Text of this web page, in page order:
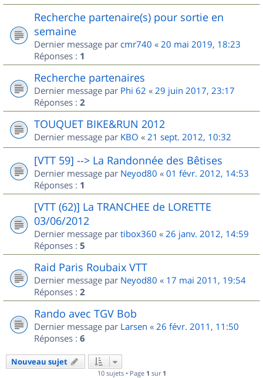
Recherche partenaire(s) pour sortie en
semaine
Dernier message par cmr740 « 20 mai 2019, 18:23
Réponses : 1
Recherche partenaires
Dernier message par Phi 62 « 29 juin 2017, 23:17
Réponses : 2
TOUQUET BIKE&RUN 2012
Dernier message par KBO « 21 sept. 2012, 10:32
[VTT 59] --> La Randonnée des Bêtises
Dernier message par Neyod80 « 01 févr. 2012, 14:53
Réponses : 1
[VTT (62)] La TRANCHEE de LORETTE
03/06/2012
Dernier message par tibox360 « 26 janv. 2012, 14:59
Réponses : 5
Raid Paris Roubaix VTT
Dernier message par Neyod80 « 17 mai 2011, 19:54
Réponses : 2
Rando avec TGV Bob
Dernier message par Larsen « 26 févr. 2011, 11:50
Réponses : 6
Nouveau sujet
10 sujets • Page 1 sur 1